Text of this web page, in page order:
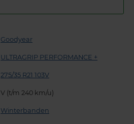
Goodyear
ULTRAGRIP PERFORMANCE +
275/35 R21 103V
V (t/m 240 km/u)
Winterbanden